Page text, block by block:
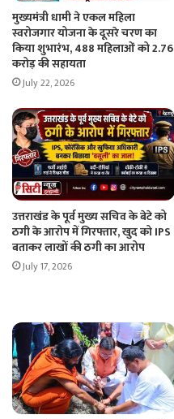
मुख्यमंत्री धामी ने एकल महिला
स्वरोजगार योजना के दूसरे चरण का
किया शुभारंभ, 488 महिलाओं को 2.76
करोड़ की सहायता
July 22, 2026
उत्तराखंड के पूर्व मुख्य सचिव के बेटे को
ठगी के आरोप में गिरफ्तार, खुद को IPS
बताकर लाखों की ठगी का आरोप
July 17, 2026